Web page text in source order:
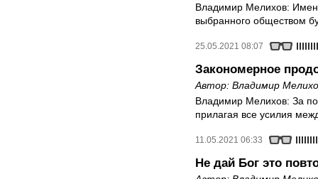
Владимир Мелихов:
выбранного обществом
25.05.2021 08:07
Закономерное
Автор: Владимир
Владимир Мелихов: За
прилагая все усилия
11.05.2021 06:33
Не дай Бог это